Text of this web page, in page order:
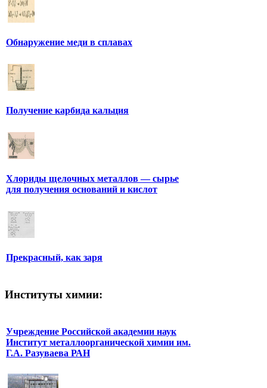
Обнаружение меди в сплавах
Получение карбида кальция
Хлориды щелочных металлов — сырье
для получения оснований и кислот
Прекрасный, как заря
Институты химии:
Учреждение Российской академии наук
Институт металлоорганической химии им.
Г.А. Разуваева РАН